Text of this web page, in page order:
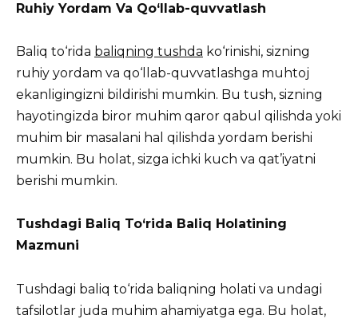
Ruhiy Yordam Va Qo‘llab-quvvatlash
Baliq to‘rida baliqning tushda ko‘rinishi, sizning
ruhiy yordam va qo‘llab-quvvatlashga muhtoj
ekanligingizni bildirishi mumkin. Bu tush, sizning
hayotingizda biror muhim qaror qabul qilishda yoki
muhim bir masalani hal qilishda yordam berishi
mumkin. Bu holat, sizga ichki kuch va qat’iyatni
berishi mumkin.
Tushdagi Baliq To‘rida Baliq Holatining
Mazmuni
Tushdagi baliq to‘rida baliqning holati va undagi
tafsilotlar juda muhim ahamiyatga ega. Bu holat,